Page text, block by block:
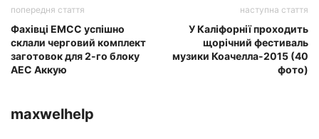
попередня стаття
Фахівці ЕМСС успішно
склали черговий комплект
заготовок для 2-го блоку
АЕС Аккую
наступна стаття
У Каліфорнії проходить
щорічний фестиваль
музики Коачелла-2015 (40
фото)
maxwelhelp